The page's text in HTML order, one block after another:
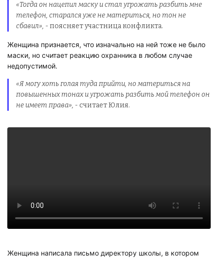
«Тогда он нацепил маску и стал угрожать разбить мне
телефон, старался уже не материться, но тон не
сбавил», - поясняет участница конфликта.
Женщина признается, что изначально на ней тоже не было
маски, но считает реакцию охранника в любом случае
недопустимой.
«Я могу хоть голая туда прийти, но материться на
повышенных тонах и угрожать разбить мой телефон он
не имеет права», - считает Юлия.
Женщина написала письмо директору школы, в котором